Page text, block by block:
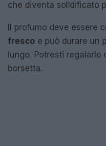
che diventa solidificato
Il profumo deve essere
fresco e può durare un
lungo. Potresti regalarlo
borsetta.